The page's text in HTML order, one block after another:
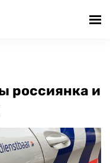
россиянка и